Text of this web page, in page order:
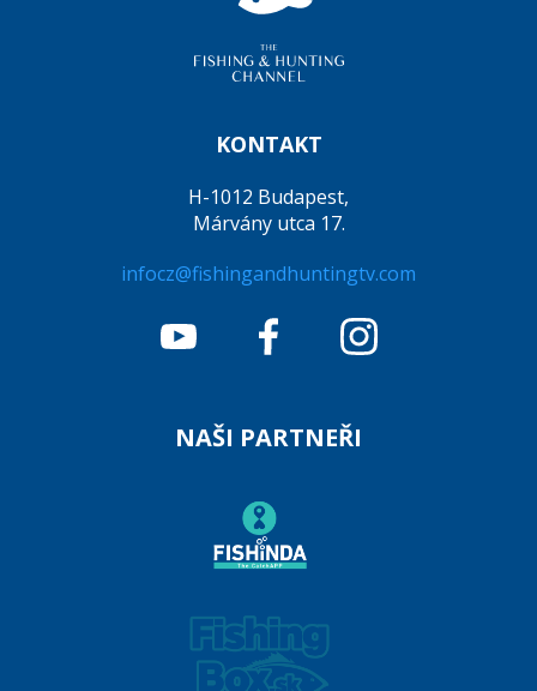
KONTAKT
H-1012 Budapest,
Márvány utca 17.
infocz@fishingandhuntingtv.com
NAŠI PARTNEŘI